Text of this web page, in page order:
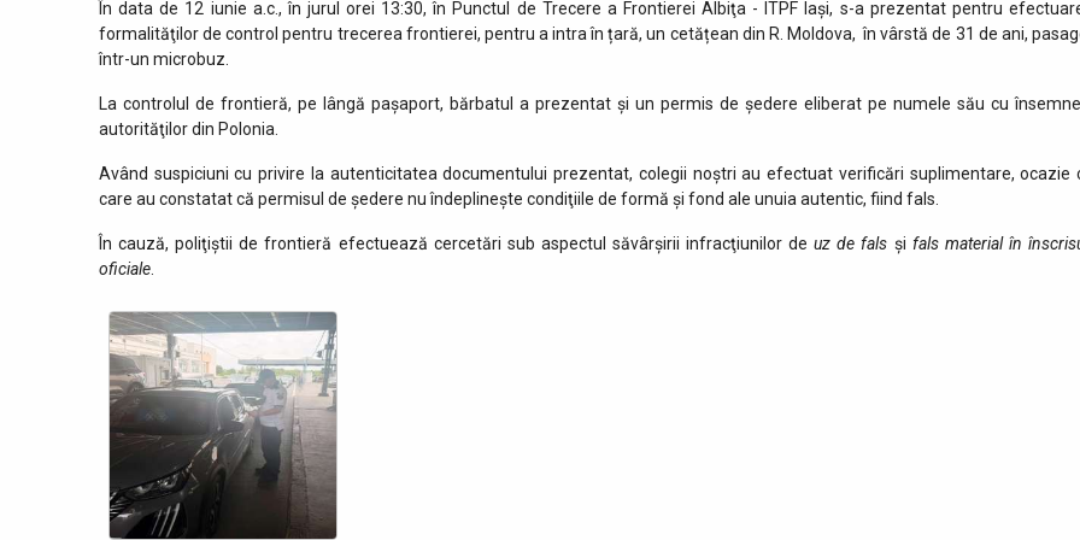
În data de 12 iunie a.c., în jurul orei 13:30, în Punctul de Trecere a Frontierei Albiţa - ITPF Iași, s-a prezentat pentru
formalităţilor de control pentru trecerea frontierei, pentru a intra în țară, un cetățean din R. Moldova, în vârstă de 31 de ani,
într-un microbuz.
La controlul de frontieră, pe lângă pașaport, bărbatul a prezentat și un permis de ședere eliberat pe numele său cu
autorităţilor din Polonia.
Având suspiciuni cu privire la autenticitatea documentului prezentat, colegii noştri au efectuat verificări suplimentare, ocazie
care au constatat că permisul de ședere nu îndeplinește condiţiile de formă şi fond ale unuia autentic, fiind fals.
În cauză, poliţiştii de frontieră efectuează cercetări sub aspectul săvârşirii infracţiunilor deuz de fals și fals material în
oficiale